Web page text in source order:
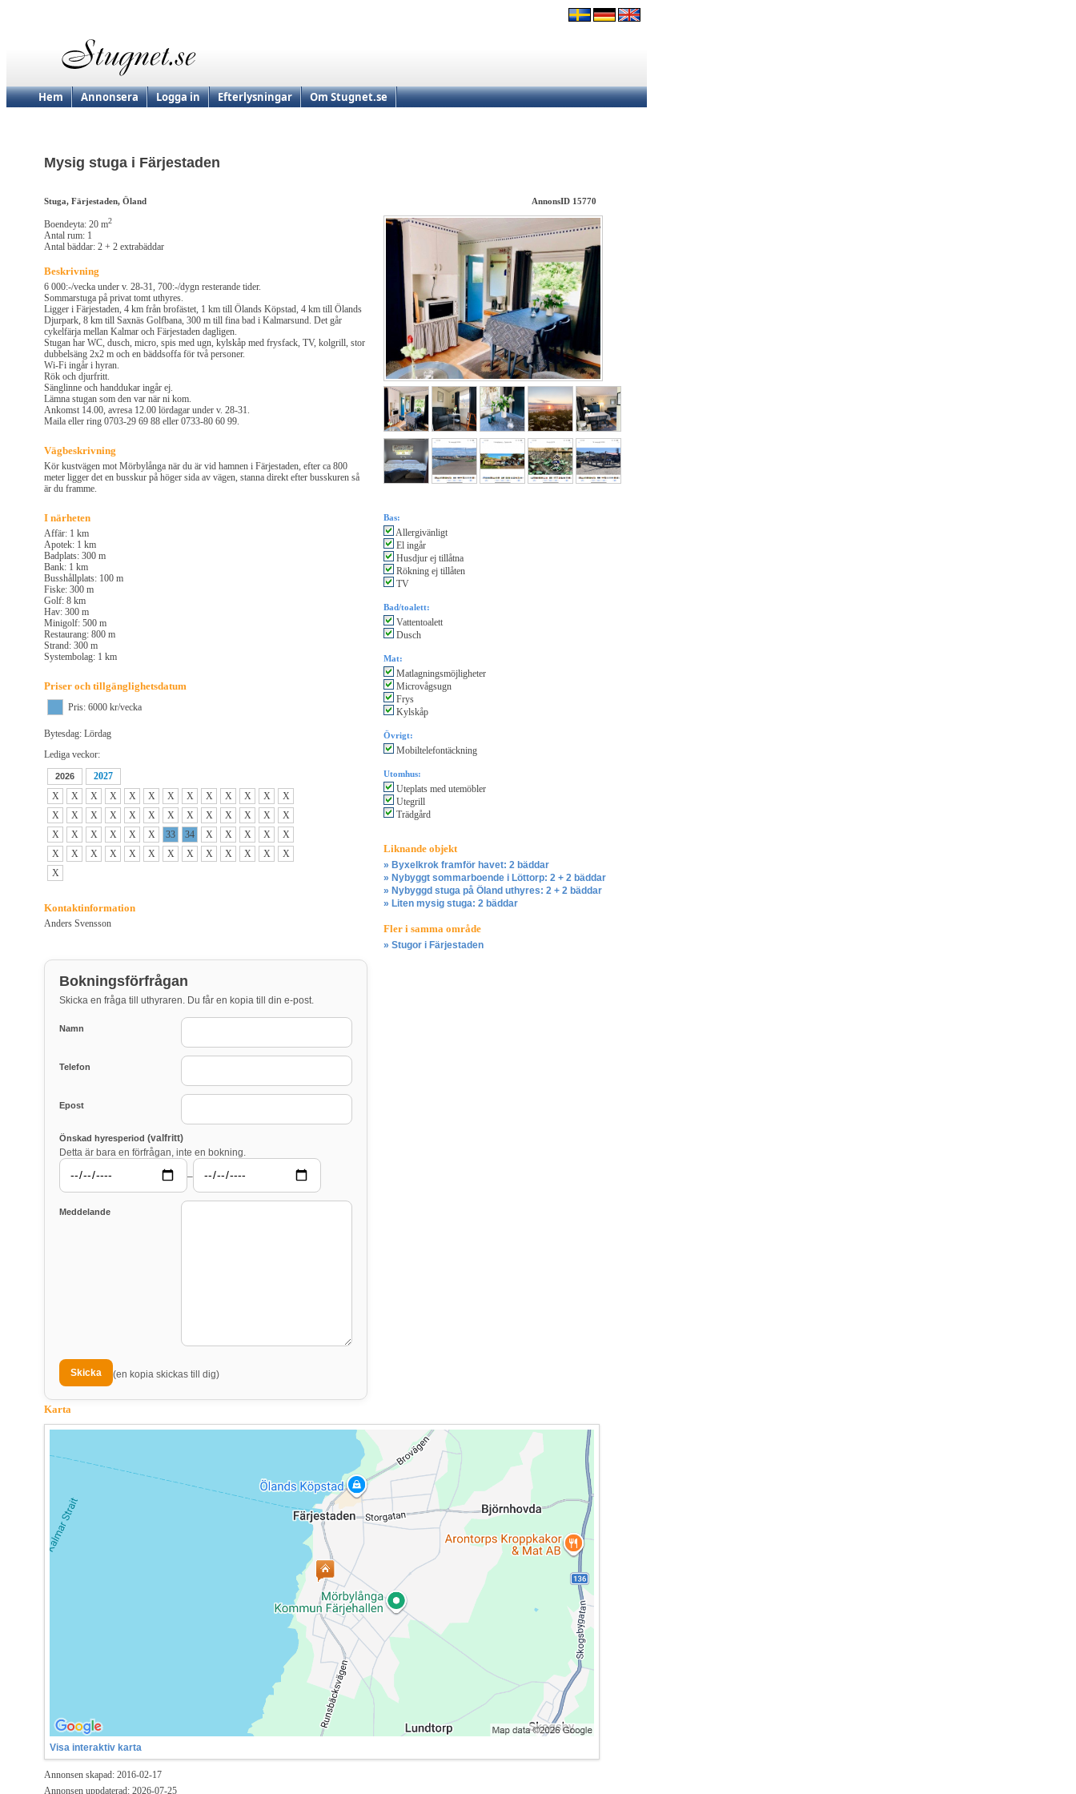
Hem Annonsera Logga in Efterlysningar Om Stugnet.se
Mysig stuga i Färjestaden
Stuga, Färjestaden, Öland AnnonsID 15770
Boendeyta: 20 m2
Antal rum: 1
Antal bäddar: 2 + 2 extrabäddar
Beskrivning
6 000:-/vecka under v. 28-31, 700:-/dygn resterande tider.
Sommarstuga på privat tomt uthyres.
Ligger i Färjestaden, 4 km från brofästet, 1 km till Ölands Köpstad, 4 km till Ölands
Djurpark, 8 km till Saxnäs Golfbana, 300 m till fina bad i Kalmarsund. Det går
cykelfärja mellan Kalmar och Färjestaden dagligen.
Stugan har WC, dusch, micro, spis med ugn, kylskåp med frysfack, TV, kolgrill, stor
dubbelsäng 2x2 m och en bäddsoffa för två personer.
Wi-Fi ingår i hyran.
Rök och djurfritt.
Sänglinne och handdukar ingår ej.
Lämna stugan som den var när ni kom.
Ankomst 14.00, avresa 12.00 lördagar under v. 28-31.
Maila eller ring 0703-29 69 88 eller 0733-80 60 99.
Vägbeskrivning
Kör kustvägen mot Mörbylånga när du är vid hamnen i Färjestaden, efter ca 800
meter ligger det en busskur på höger sida av vägen, stanna direkt efter busskuren så
är du framme.
I närheten
Affär: 1 km
Apotek: 1 km
Badplats: 300 m
Bank: 1 km
Busshållplats: 100 m
Fiske: 300 m
Golf: 8 km
Hav: 300 m
Minigolf: 500 m
Restaurang: 800 m
Strand: 300 m
Systembolag: 1 km
Priser och tillgänglighetsdatum
Pris: 6000 kr/vecka
Bytesdag: Lördag
Lediga veckor:
2026
2027
X
X X X X X X X X X X X
X
X
X X X X X X X X X X X
X
X
X X X X X 33 34 X X X X
X
X
X X X X X X X X X X X
X
X
Kontaktinformation
Anders Svensson
Bokningsförfrågan
Skicka en fråga till uthyraren. Du får en kopia till din e-post.
Namn
Telefon
Epost
Önskad hyresperiod (valfritt)
Detta är bara en förfrågan, inte en bokning.
–
Meddelande
(en kopia skickas till dig)
Bas:
Allergivänligt
El ingår
Husdjur ej tillåtna
Rökning ej tillåten
TV
Bad/toalett:
Vattentoalett
Dusch
Mat:
Matlagningsmöjligheter
Microvågsugn
Frys
Kylskåp
Övrigt:
Mobiltelefontäckning
Utomhus:
Uteplats med utemöbler
Utegrill
Trädgård
Liknande objekt
» Byxelkrok framför havet: 2 bäddar
» Nybyggt sommarboende i Löttorp: 2 + 2 bäddar
» Nybyggd stuga på Öland uthyres: 2 + 2 bäddar
» Liten mysig stuga: 2 bäddar
Fler i samma område
» Stugor i Färjestaden
Karta
Visa interaktiv karta
Annonsen skapad: 2016-02-17
Annonsen uppdaterad: 2026-07-25